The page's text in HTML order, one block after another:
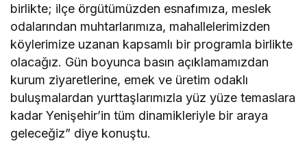
birlikte; ilçe örgütümüzden esnafımıza, meslek
odalarından muhtarlarımıza, mahallelerimizden
köylerimize uzanan kapsamlı bir programla birlikte
olacağız. Gün boyunca basın açıklamamızdan
kurum ziyaretlerine, emek ve üretim odaklı
buluşmalardan yurttaşlarımızla yüz yüze temaslara
kadar Yenişehir’in tüm dinamikleriyle bir araya
geleceğiz” diye konuştu.